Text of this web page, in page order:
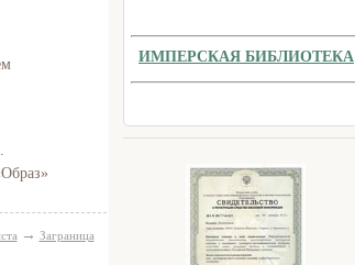
→ Заграница
ИМПЕРСКАЯ БИБЛИОТЕКА